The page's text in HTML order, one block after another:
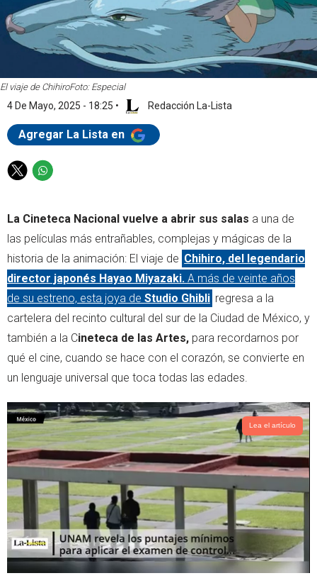
El viaje de ChihiroFoto: Especial
4 De Mayo, 2025 - 18:25 • Redacción La-Lista
Agregar La Lista en
T
t
t
e
r
W
t
s
p
p
La Cineteca Nacional vuelve a abrir sus salas a una de
las películas más entrañables, complejas y mágicas de la
historia de la animación: El viaje de Chihiro, del legendario
director japonés Hayao Miyazaki. A más de veinte años
de su estreno, esta joya de Studio Ghibli regresa a la
cartelera del recinto cultural del sur de la Ciudad de México, y
también a la Cineteca de las Artes, para recordarnos por
qué el cine, cuando se hace con el corazón, se convierte en
un lenguaje universal que toca todas las edades.
Lea el artículo